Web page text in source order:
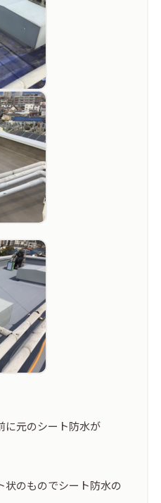
に元のシート防水が
のものでシート防水の